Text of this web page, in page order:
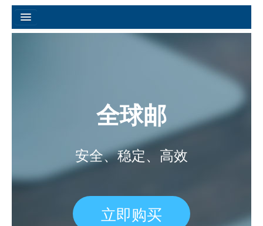
󰄫
虚拟主机
全球邮
安全、稳定、高效
立即购买